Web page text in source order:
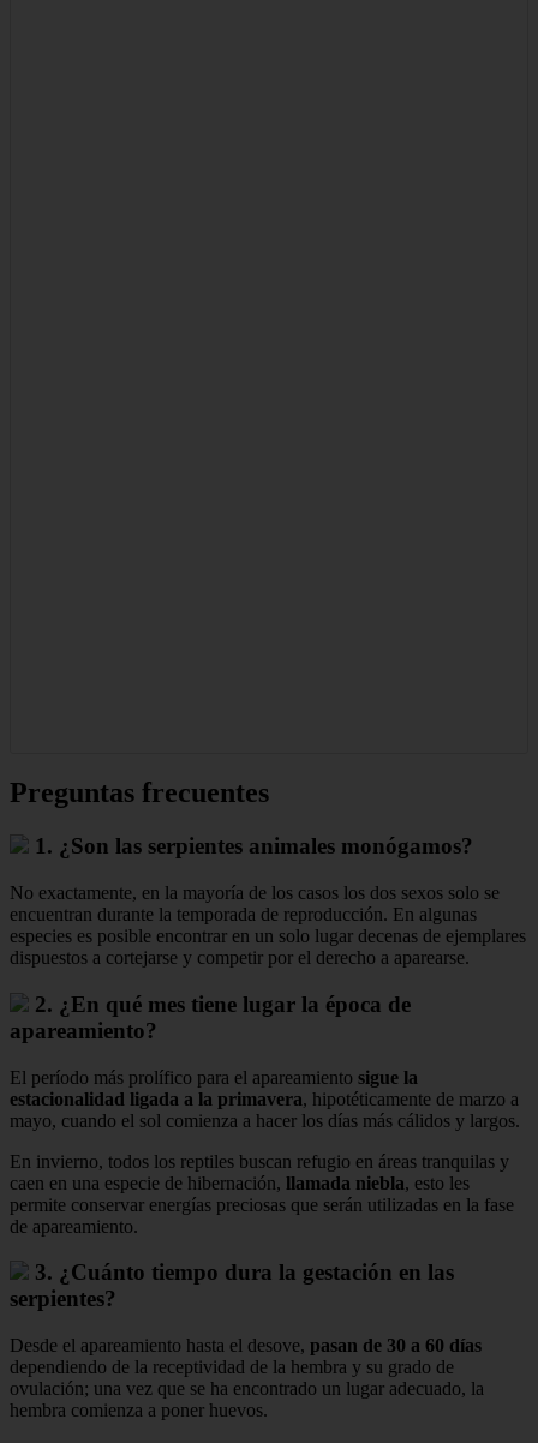
Preguntas frecuentes
1. ¿Son las serpientes animales monógamos?
No exactamente, en la mayoría de los casos los dos sexos solo se
encuentran durante la temporada de reproducción. En algunas
especies es posible encontrar en un solo lugar decenas de ejemplares
dispuestos a cortejarse y competir por el derecho a aparearse.
2. ¿En qué mes tiene lugar la época de
apareamiento?
El período más prolífico para el apareamiento sigue la
estacionalidad ligada a la primavera, hipotéticamente de marzo a
mayo, cuando el sol comienza a hacer los días más cálidos y largos.
En invierno, todos los reptiles buscan refugio en áreas tranquilas y
caen en una especie de hibernación, llamada niebla, esto les
permite conservar energías preciosas que serán utilizadas en la fase
de apareamiento.
3. ¿Cuánto tiempo dura la gestación en las
serpientes?
Desde el apareamiento hasta el desove, pasan de 30 a 60 días
dependiendo de la receptividad de la hembra y su grado de
ovulación; una vez que se ha encontrado un lugar adecuado, la
hembra comienza a poner huevos.